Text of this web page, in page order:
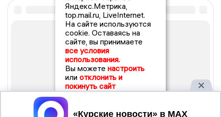
Яндекс.Метрика,
top.mail.ru, LiveInternet.
На сайте используются
cookie. Оставаясь на
сайте, вы принимаете
все условия
использования.
Вы можете настроить
или отклонить и
покинуть сайт
Принять